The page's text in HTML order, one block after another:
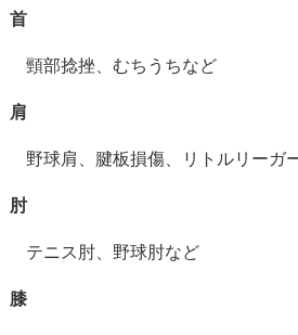
首
頸部捻挫、むちうちなど
肩
野球肩、腱板損傷、 リトルリーガ
肘
テニス肘、野球肘など
膝